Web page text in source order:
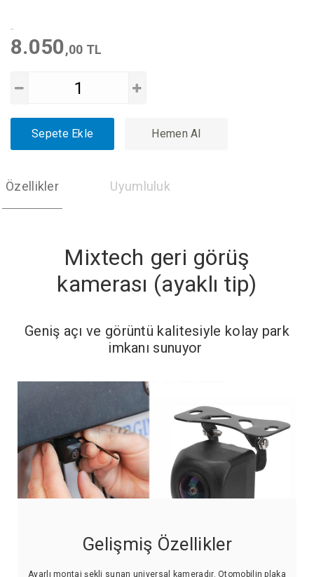
8.050,00 TL
Sepete Ekle Hemen Al
Özellikler Uyumluluk
Mixtech geri görüş
kamerası (ayaklı tip)
Geniş açı ve görüntü kalitesiyle kolay park
imkanı sunuyor
Gelişmiş Özellikler
Ayarlı montaj şekli sunan universal kameradır. Otomobilin plaka